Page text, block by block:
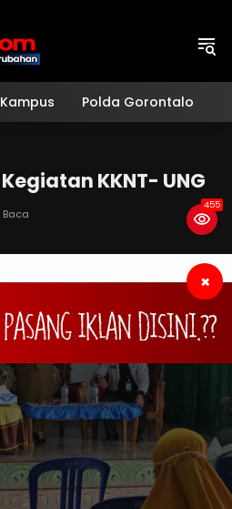
Kampus Polda Gorontalo
KKNT- UNG
Baca
455
×